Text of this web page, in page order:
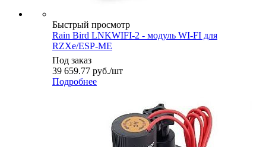
Быстрый просмотр
Rain Bird LNKWIFI-2 - модуль WI-FI для
RZXe/ESP-ME
Под заказ
39 659.77 руб./шт
Подробнее